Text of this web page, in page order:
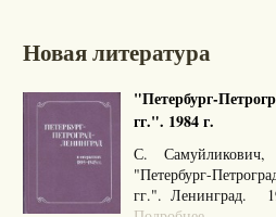
Новая литература
"Петербург-
гг.". 1984 г.
С.
"Петербург-
гг.". Ленинград.